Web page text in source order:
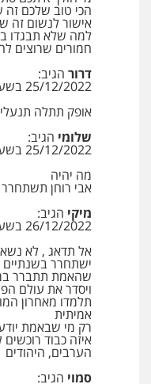
הכי טוב שלכם
אישור לנשום זה
למה שלא תבגדו
חמורים שרוצים
דרור הגיב:
25/12/2022 בשעה 10:41 pm
אופק תתלה
שלומי הגיב:
25/12/2022 בשעה 10:48 pm
מה יהיה
אבי רוחן
מיקי הגיב:
26/12/2022 בשעה 9:49 am
אל תדאג , לא
ישתחרר
שהאמת תתברר
ויסדר את עולם
תלמדו מאחרון
אמיתית
רק מי שבאמת
איזה כבוד רוכשים
הערבים, היהודים
סמוי הגיב: